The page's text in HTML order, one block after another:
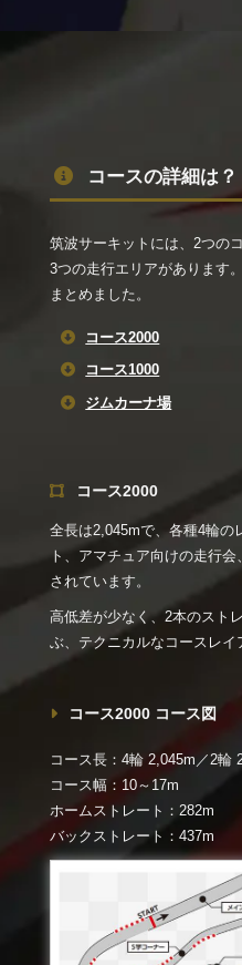
コースの詳細は？
筑波サーキットには、2つの
3つの走行エリアがあります
まとめました。
コース2000
コース1000
ジムカーナ場
コース2000
全長は2,045mで、各種4輪の
ト、アマチュア向けの走行
されています。
高低差が少なく、2本のスト
ぶ、テクニカルなコースレイ
コース2000 コース図
コース長：4輪 2,045m／2輪
コース幅：10～17m
ホームストレート：282m
バックストレート：437m